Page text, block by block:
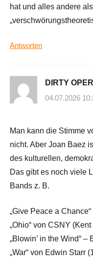
hat und alles andere
Antworten
DIRTY
04.07.2026
Man kann die Stimme
nicht. Aber Joan Baez
des kulturellen,
Das gibt es noch viele
Bands z. B.
„Give Peace a
„Ohio“ von CSNY
„Blowin’ in the Wind“ –
„War“ von Edwin Starr